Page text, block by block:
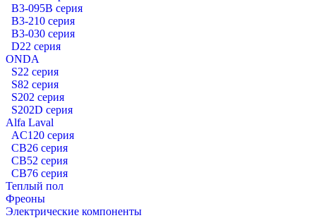
B3-095B серия
B3-210 серия
B3-030 серия
D22 серия
ONDA
S22 серия
S82 серия
S202 серия
S202D серия
Alfa Laval
AC120 серия
CB26 серия
CB52 серия
CB76 серия
Теплый пол
Фреоны
Электрические компоненты